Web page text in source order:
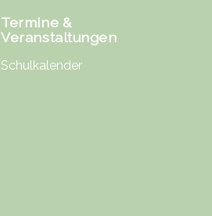
Termine &
Veranstaltungen
Schulkalender